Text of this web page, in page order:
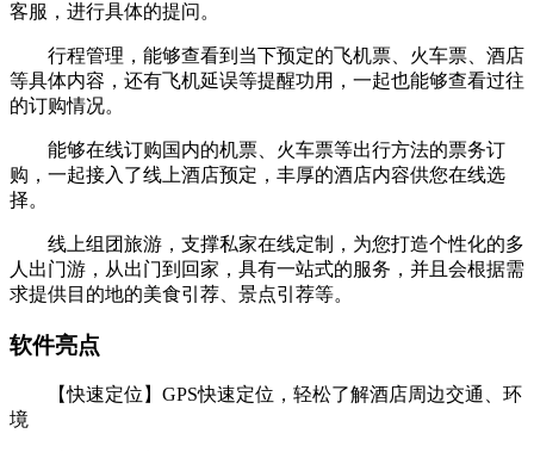
客服，进行具体的提问。
行程管理，能够查看到当下预定的飞机票、火车票、酒店
等具体内容，还有飞机延误等提醒功用，一起也能够查看过往
的订购情况。
能够在线订购国内的机票、火车票等出行方法的票务订
购，一起接入了线上酒店预定，丰厚的酒店内容供您在线选
择。
线上组团旅游，支撑私家在线定制，为您打造个性化的多
人出门游，从出门到回家，具有一站式的服务，并且会根据需
求提供目的地的美食引荐、景点引荐等。
软件亮点
【快速定位】GPS快速定位，轻松了解酒店周边交通、环
境